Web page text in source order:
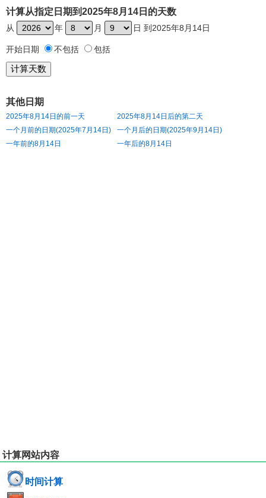
计算从指定日期到2025年8月14日的天数
从 年 月 日 到2025年8月14日
开始日期 不包括 包括
其他日期
2025年8月14日的前一天
2025年8月14日后的第二天
一个月前的日期(2025年7月14日)
一个月后的日期(2025年9月14日)
一年前的8月14日
一年后的8月14日
计算网站内容
时间计算